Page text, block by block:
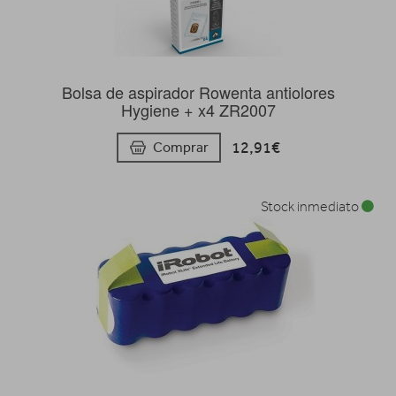
Bolsa de aspirador Rowenta antiolores
Hygiene + x4 ZR2007
Comprar 12,91€
Stock inmediato